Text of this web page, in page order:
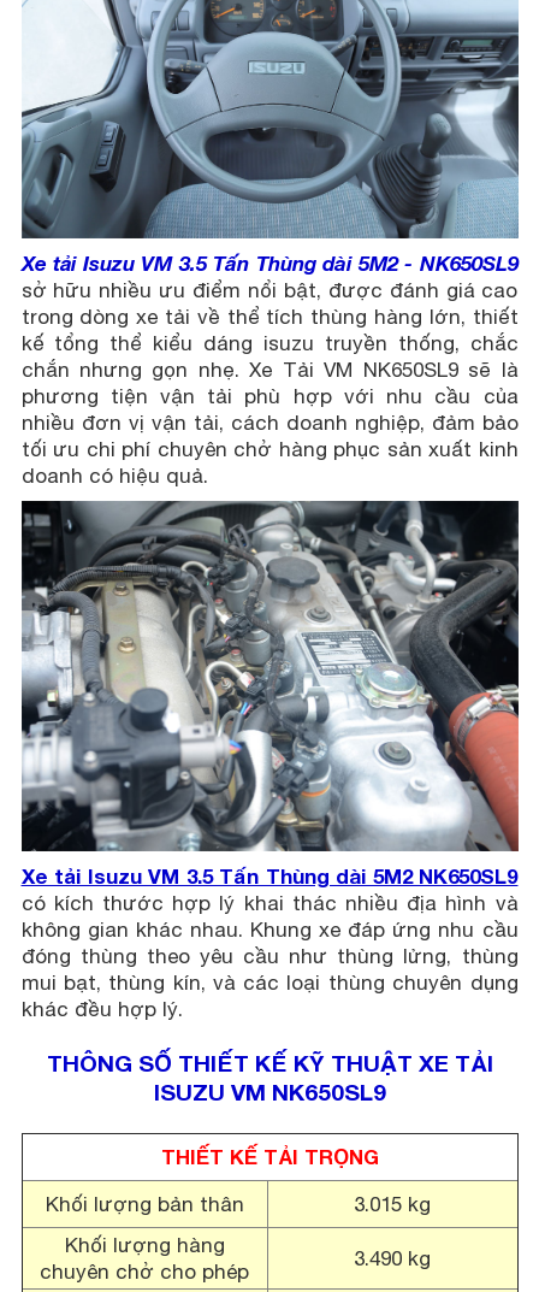
Xe tải Isuzu VM 3.5 Tấn Thùng dài 5M2 - NK650SL9
sở hữu nhiều ưu điểm nổi bật, được đánh giá cao
trong dòng xe tải về thể tích thùng hàng lớn, thiết
kế tổng thể kiểu dáng isuzu truyền thống, chắc
chắn nhưng gọn nhẹ. Xe Tải VM NK650SL9 sẽ là
phương tiện vận tải phù hợp với nhu cầu của
nhiều đơn vị vận tải, cách doanh nghiệp, đảm bảo
tối ưu chi phí chuyên chở hàng phục sản xuất kinh
doanh có hiệu quả.
Xe tải Isuzu VM 3.5 Tấn Thùng dài 5M2 NK650SL9
có kích thước hợp lý khai thác nhiều địa hình và
không gian khác nhau. Khung xe đáp ứng nhu cầu
đóng thùng theo yêu cầu như thùng lửng, thùng
mui bạt, thùng kín, và các loại thùng chuyên dụng
khác đều hợp lý.
THÔNG SỐ THIẾT KẾ KỸ THUẬT XE TẢI
ISUZU VM NK650SL9
THIẾT KẾ TẢI TRỌNG
Khối lượng bản thân
3.015 kg
Khối lượng hàng
chuyên chở cho phép
3.490 kg